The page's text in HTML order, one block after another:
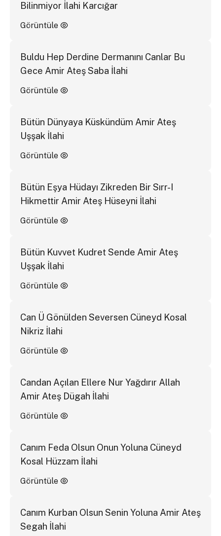
Bilinmiyor İlahi Karcığar
Görüntüle
Buldu Hep Derdine Dermanını Canlar Bu
Gece Amir Ateş Saba İlahi
Görüntüle
Bütün Dünyaya Küskündüm Amir Ateş
Uşşak İlahi
Görüntüle
Bütün Eşya Hüdayı Zikreden Bir Sırr-I
Hikmettir Amir Ateş Hüseyni İlahi
Görüntüle
Bütün Kuvvet Kudret Sende Amir Ateş
Uşşak İlahi
Görüntüle
Can Ü Gönülden Seversen Cüneyd Kosal
Nikriz İlahi
Görüntüle
Candan Açılan Ellere Nur Yağdırır Allah
Amir Ateş Dügah İlahi
Görüntüle
Canım Feda Olsun Onun Yoluna Cüneyd
Kosal Hüzzam İlahi
Görüntüle
Canım Kurban Olsun Senin Yoluna Amir Ateş
Segah İlahi